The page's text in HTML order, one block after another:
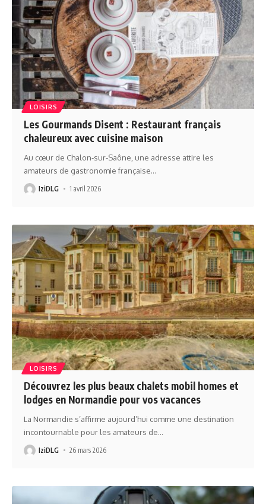
LOISIRS
Les Gourmands Disent : Restaurant français
chaleureux avec cuisine maison
Au cœur de Chalon-sur-Saône, une adresse attire les
amateurs de gastronomie française…
IziDLG 1 avril 2026
LOISIRS
Découvrez les plus beaux chalets mobil homes et
lodges en Normandie pour vos vacances
La Normandie s’affirme aujourd’hui comme une destination
incontournable pour les amateurs de…
IziDLG 26 mars 2026